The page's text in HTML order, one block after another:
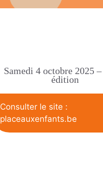
Samedi 4 octobre 2025 –
édition
Consulter le site :
placeauxenfants.be